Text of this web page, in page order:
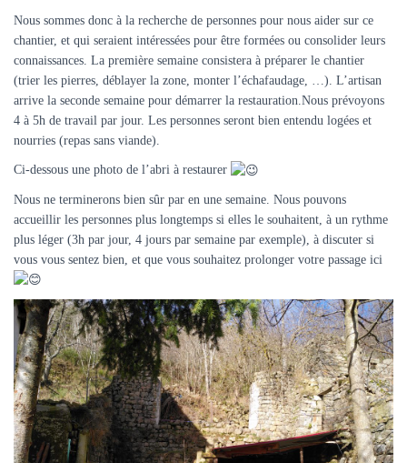
Nous sommes donc à la recherche de personnes pour nous aider sur ce
chantier, et qui seraient intéressées pour être formées ou consolider leurs
connaissances. La première semaine consistera à préparer le chantier
(trier les pierres, déblayer la zone, monter l’échafaudage, …). L’artisan
arrive la seconde semaine pour démarrer la restauration.Nous prévoyons
4 à 5h de travail par jour. Les personnes seront bien entendu logées et
nourries (repas sans viande).
Ci-dessous une photo de l’abri à restaurer
Nous ne terminerons bien sûr par en une semaine. Nous pouvons
accueillir les personnes plus longtemps si elles le souhaitent, à un rythme
plus léger (3h par jour, 4 jours par semaine par exemple), à discuter si
vous vous sentez bien, et que vous souhaitez prolonger votre passage ici